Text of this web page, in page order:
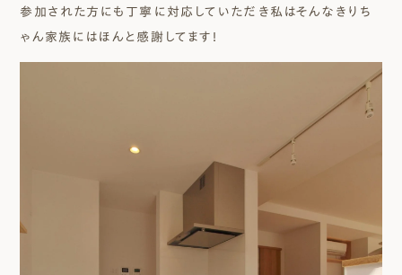
参加された方にも丁寧に対応していただき私はそんなきりち
ゃん家族にはほんと感謝してます！